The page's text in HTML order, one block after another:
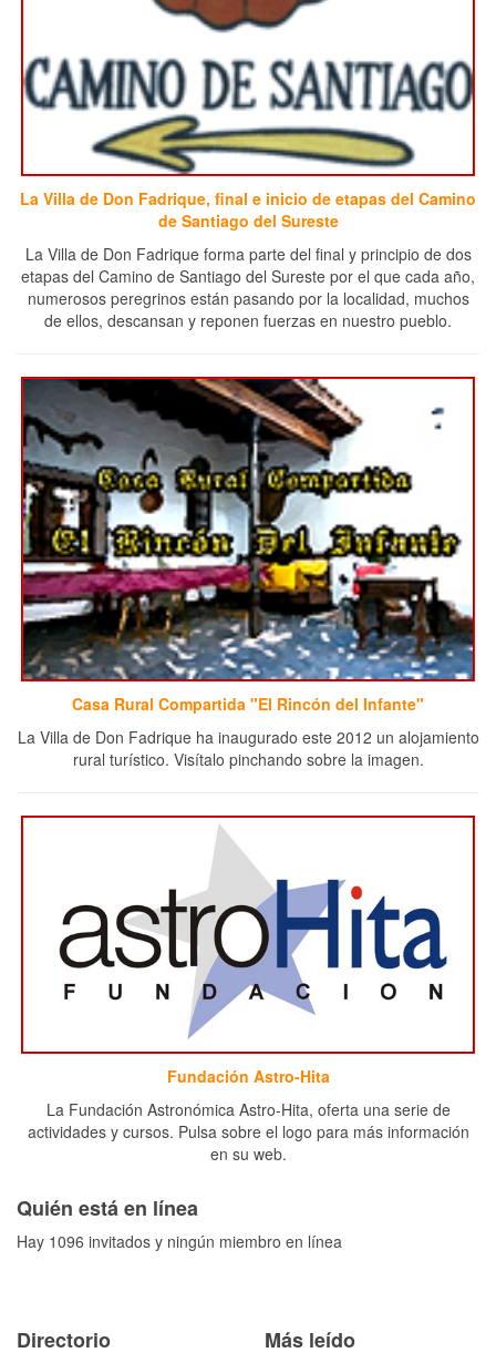
La Villa de Don Fadrique, final e inicio de etapas del Camino
de Santiago del Sureste
La Villa de Don Fadrique forma parte del final y principio de dos
etapas del Camino de Santiago del Sureste por el que cada año,
numerosos peregrinos están pasando por la localidad, muchos
de ellos, descansan y reponen fuerzas en nuestro pueblo.
Casa Rural Compartida "El Rincón del Infante"
La Villa de Don Fadrique ha inaugurado este 2012 un alojamiento
rural turístico. Visítalo pinchando sobre la imagen.
Fundación Astro-Hita
La Fundación Astronómica Astro-Hita, oferta una serie de
actividades y cursos. Pulsa sobre el logo para más información
en su web.
Quién está en línea
Hay 1096 invitados y ningún miembro en línea
Directorio Más leído